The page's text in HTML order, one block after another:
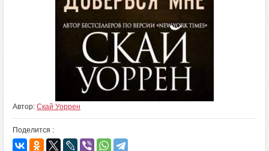
Автор: Скай Уоррен
Поделится :